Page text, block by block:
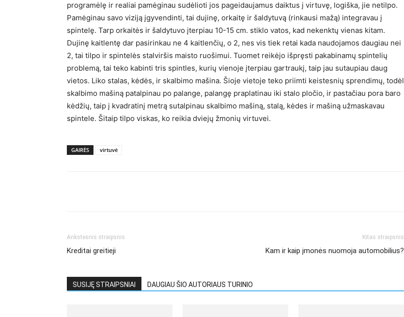
programėlę ir realiai pamėginau sudėlioti jos pageidaujamus daiktus į virtuvę, logiška, jie netilpo.
Pamėginau savo viziją įgyvendinti, tai dujinę, orkaitę ir šaldytuvą (rinkausi mažą) integravau į
spintelę. Tarp orkaitės ir šaldytuvo įterpiau 10-15 cm. stiklo vatos, kad nekenktų vienas kitam.
Dujinę kaitlentę dar pasirinkau ne 4 kaitlenčių, o 2, nes vis tiek retai kada naudojamos daugiau nei
2, tai tilpo ir spintelės stalviršis maisto ruošimui. Tuomet reikėjo išpręsti pakabinamų spintelių
problemą, tai teko kabinti tris spintles, kurių vienoje įterpiau gartraukį, taip jau sutaupiau daug
vietos. Liko stalas, kėdės, ir skalbimo mašina. Šioje vietoje teko priimti keistesnių sprendimų, todėl
skalbimo mašiną patalpinau po palange, palangę praplatinau iki stalo pločio, ir pastačiau pora baro
kėdžių, taip į kvadratinį metrą sutalpinau skalbimo mašiną, stalą, kėdes ir mašiną užmaskavau
spintele. Šitaip tilpo viskas, ko reikia dviejų žmonių virtuvei.
GAIRĖS virtuvė
Ankstesnis straipsnis
Kreditai greitieji
Kitas straipsnis
Kam ir kaip įmonės nuomoja automobilius?
SUSIJĘ STRAIPSNIAI DAUGIAU ŠIO AUTORIAUS TURINIO